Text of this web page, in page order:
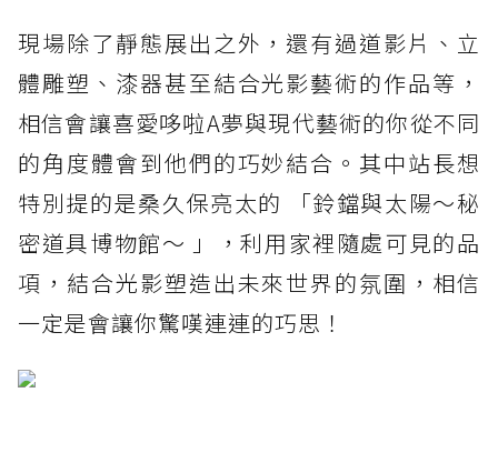
現場除了靜態展出之外，還有過道影片、立
體雕塑、漆器甚至結合光影藝術的作品等，
相信會讓喜愛哆啦A夢與現代藝術的你從不同
的角度體會到他們的巧妙結合。其中站長想
特別提的是桑久保亮太的 「鈴鐺與太陽～秘
密道具博物館～ 」，利用家裡隨處可見的品
項，結合光影塑造出未來世界的氛圍，相信
一定是會讓你驚嘆連連的巧思！